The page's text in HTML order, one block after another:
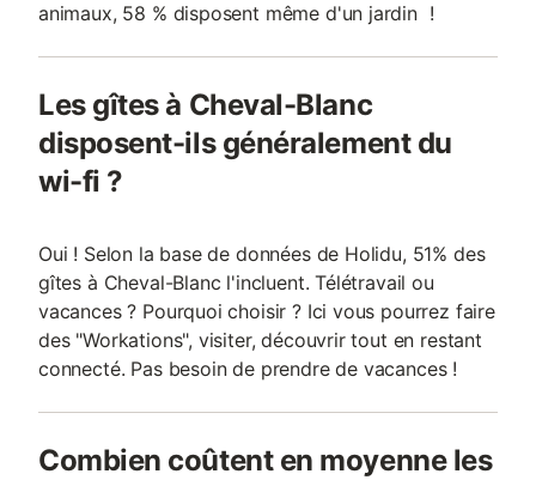
animaux, 58 % disposent même d'un jardin !
Les gîtes à Cheval-Blanc
disposent-ils généralement du
wi-fi ?
Oui ! Selon la base de données de Holidu, 51% des
gîtes à Cheval-Blanc l'incluent. Télétravail ou
vacances ? Pourquoi choisir ? Ici vous pourrez faire
des "Workations", visiter, découvrir tout en restant
connecté. Pas besoin de prendre de vacances !
Combien coûtent en moyenne les